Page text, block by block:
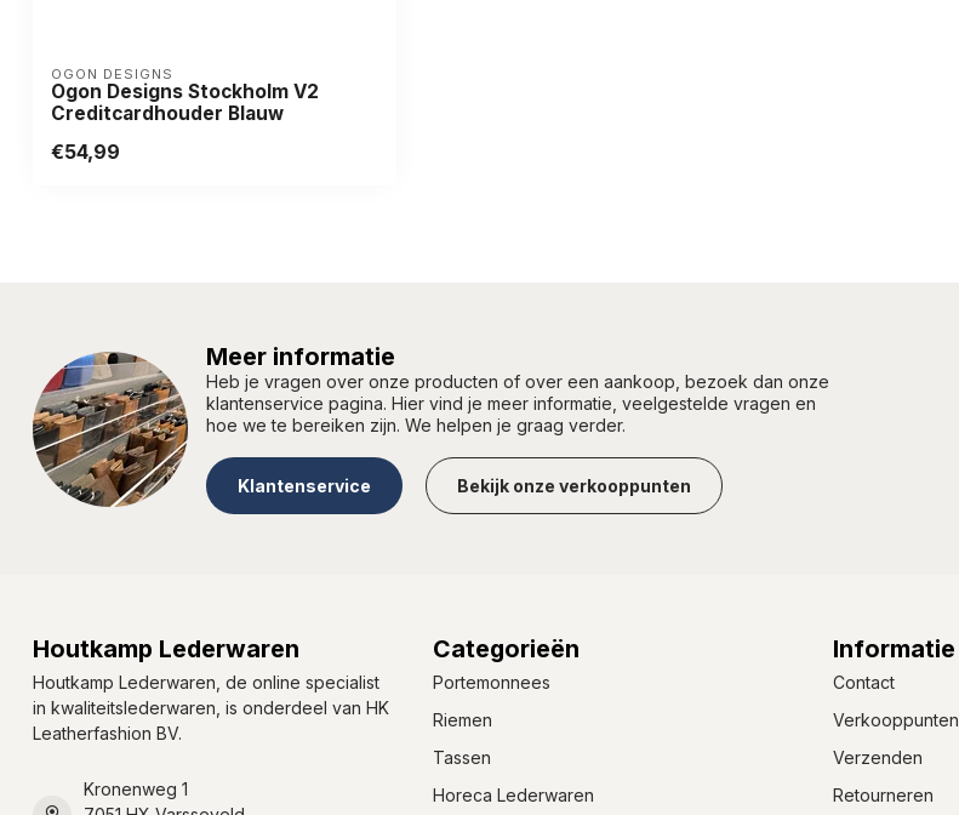
OGON DESIGNS
Ogon Designs Stockholm V2
Creditcardhouder Blauw
€54,99
Meer informatie
Heb je vragen over onze producten of over een aankoop, bezoek dan onze
klantenservice pagina. Hier vind je meer informatie, veelgestelde vragen en
hoe we te bereiken zijn. We helpen je graag verder.
Klantenservice Bekijk onze verkooppunten
Houtkamp Lederwaren
Houtkamp Lederwaren, de online specialist
in kwaliteitslederwaren, is onderdeel van HK
Leatherfashion BV.
Kronenweg 1
Categorieën
Portemonnees
Riemen
Tassen
Horeca Lederwaren
Informatie
Contact
Verkooppunten
Verzenden
Retourneren